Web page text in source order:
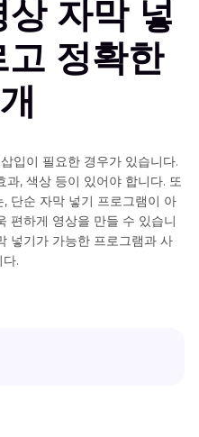
자막 넣
정확한
입이 필요한 경우가 있습니다.
과, 색상 등이 있어야 합니다. 또
단순 자막 넣기 프로그램이 아
편하게 영상을 만들 수 있습니
넣기가 가능한 프로그램과 사
.